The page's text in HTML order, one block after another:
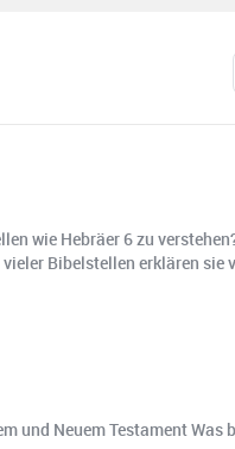
wie Hebräer 6 zu
Bibelstellen erklären
und Neuem Testament Was